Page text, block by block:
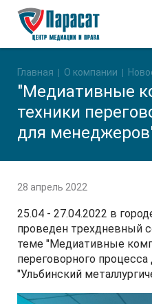
Главная О компании
"Медиативные
техники
для
28 апрель 2022
25.04 - 27.04.2022 в
проведен трехдневный
теме "Медиативные
переговорного
"Ульбинский